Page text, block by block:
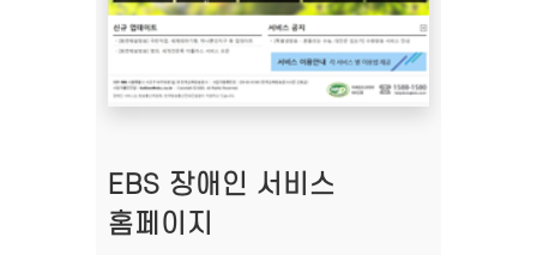
EBS 장애인 서비스
홈페이지